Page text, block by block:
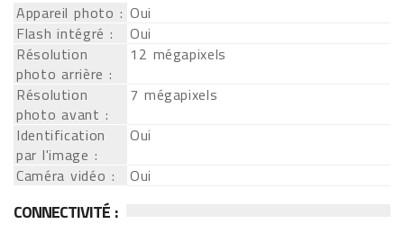
Appareil photo : Oui
Flash intégré :
Oui
Résolution
photo arrière :
12 mégapixels
Résolution
photo avant :
7 mégapixels
Identification
par l'image :
Oui
Caméra vidéo :
Oui
CONNECTIVITÉ :